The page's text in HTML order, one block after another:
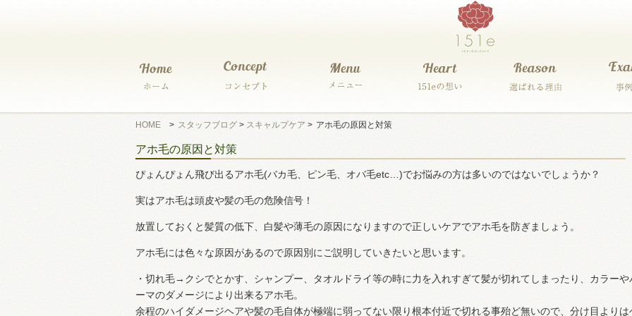
HOME > スタッフブログ > スキャルプケア > アホ毛の原因と対策
アホ毛の原因と対策
ぴょんぴょん飛び出るアホ毛(バカ毛、ピン毛、オバ毛etc…)でお悩みの方は多いのではないでしょうか？
実はアホ毛は頭皮や髪の毛の危険信号！
放置しておくと髪質の低下、白髪や薄毛の原因になりますので正しいケアでアホ毛を防ぎましょう。
アホ毛には色々な原因があるので原因別にご説明していきたいと思います。
・切れ毛→クシでとかす、シャンプー、タオルドライ等の時に力を入れすぎて髪が切れてしまったり、カラーや
ーマのダメージにより出来るアホ毛。
余程のハイダメージヘアや髪の毛自体が極端に弱ってない限り根本付近で切れる事殆ど無いので、分け目よりは